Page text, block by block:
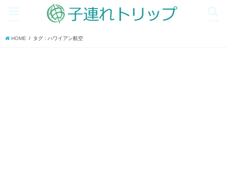
HOME タグ : ハワイアン航空